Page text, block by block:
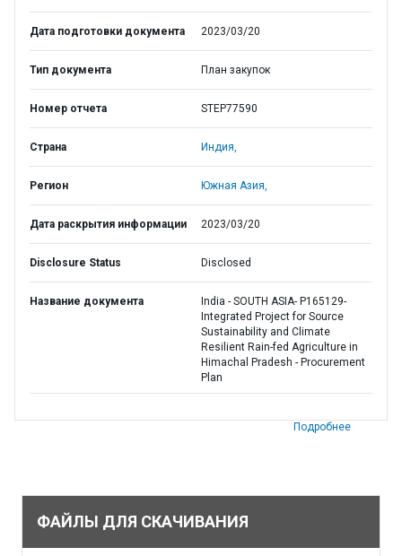
Дата подготовки документа 2023/03/20
Тип документа План закупок
Номер отчета STEP77590
Страна Индия,
Регион Южная Азия,
Дата раскрытия информации 2023/03/20
Disclosure Status Disclosed
Название документа
India - SOUTH ASIA- P165129-
Integrated Project for Source
Sustainability and Climate
Resilient Rain-fed Agriculture in
Himachal Pradesh - Procurement
Plan
Подробнее
ФАЙЛЫ ДЛЯ СКАЧИВАНИЯ